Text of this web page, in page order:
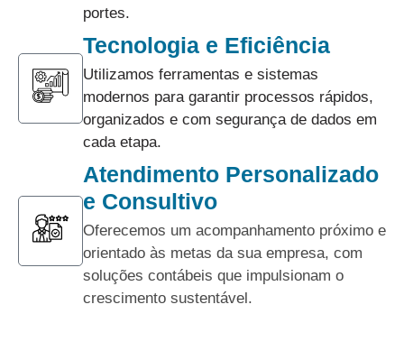
portes.
Tecnologia e Eficiência
Utilizamos ferramentas e sistemas
modernos para garantir processos rápidos,
organizados e com segurança de dados em
cada etapa.
Atendimento Personalizado
e Consultivo
Oferecemos um acompanhamento próximo e
orientado às metas da sua empresa, com
soluções contábeis que impulsionam o
crescimento sustentável.